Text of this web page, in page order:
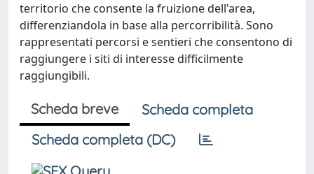
territorio che consente la fruizione dell'area,
differenziandola in base alla percorribilità. Sono
rappresentati percorsi e sentieri che consentono di
raggiungere i siti di interesse difficilmente
raggiungibili.
Scheda breve
Scheda completa
Scheda completa (DC)